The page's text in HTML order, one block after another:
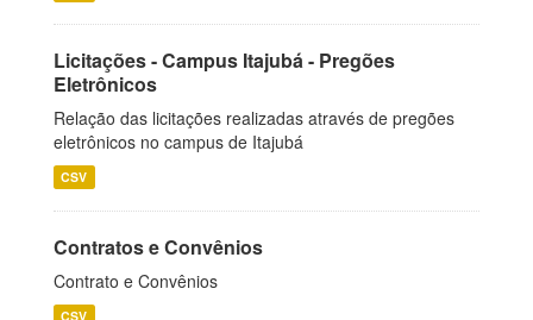
Licitações - Campus Itajubá - Pregões
Eletrônicos
Relação das licitações realizadas através de pregões
eletrônicos no campus de Itajubá
CSV
Contratos e Convênios
Contrato e Convênios
CSV